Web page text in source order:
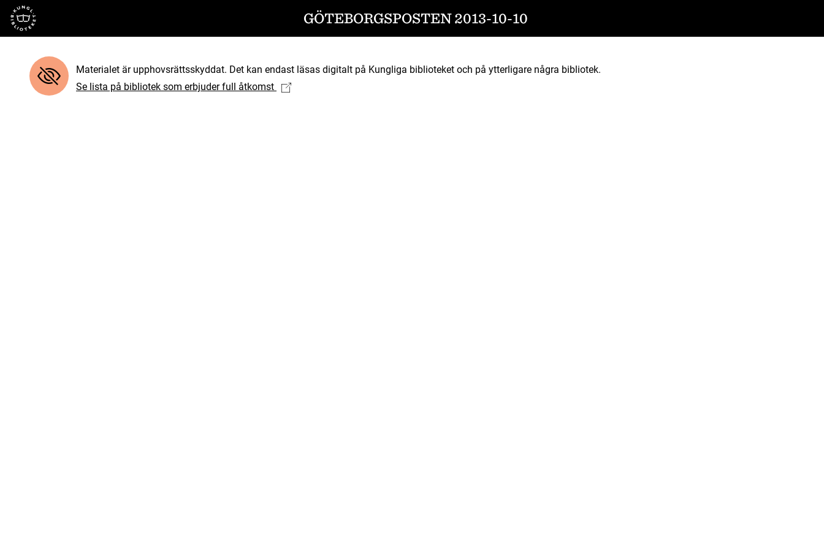
Till startsidan GÖTEBORGSPOSTEN 2013-10-10
Materialet är upphovsrättsskyddat. Det kan endast läsas digitalt på Kungliga biblioteket och på ytterligare några bibliotek.
Se lista på bibliotek som erbjuder full åtkomst